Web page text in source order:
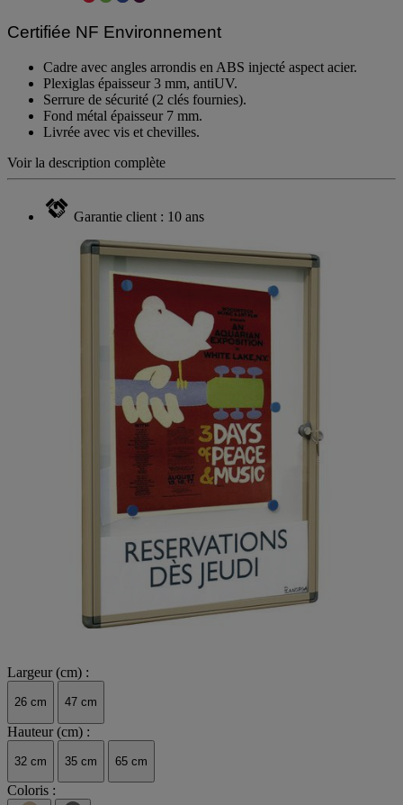
Certifiée NF Environnement
Cadre avec angles arrondis en ABS injecté aspect acier.
Plexiglas épaisseur 3 mm, antiUV.
Serrure de sécurité (2 clés fournies).
Fond métal épaisseur 7 mm.
Livrée avec vis et chevilles.
Voir la description complète
Garantie client : 10 ans
Largeur (cm) :
26 cm 47 cm
Hauteur (cm) :
32 cm 35 cm 65 cm
Coloris :